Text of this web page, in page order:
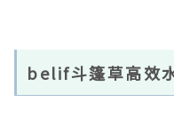
belif斗篷草高效